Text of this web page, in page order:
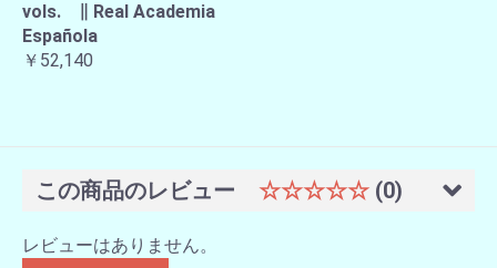
vols. ∥ Real Academia
Española
￥52,140
この商品のレビュー ☆☆☆☆☆ (0)
レビューはありません。